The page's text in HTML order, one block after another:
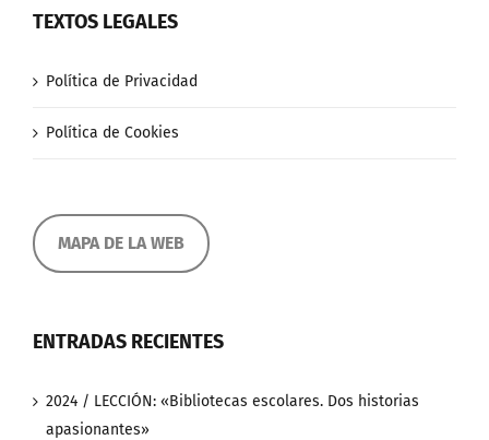
TEXTOS LEGALES
Política de Privacidad
Política de Cookies
MAPA DE LA WEB
ENTRADAS RECIENTES
2024 / LECCIÓN: «Bibliotecas escolares. Dos historias
apasionantes»